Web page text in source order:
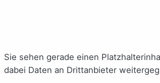
Sie sehen gerade einen
dabei Daten an Drittanbieter